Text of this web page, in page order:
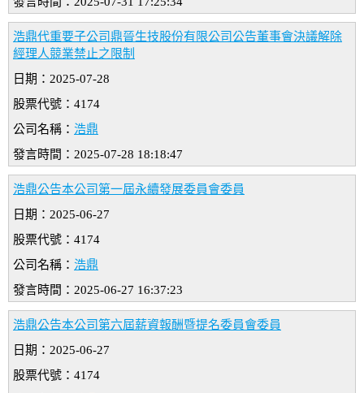
浩鼎代重要子公司鼎晉生技股份有限公司公告董事會決議解除
經理人競業禁止之限制
日期：2025-07-28
股票代號：4174
公司名稱： 浩鼎
發言時間：2025-07-28 18:18:47
浩鼎公告本公司第一屆永續發展委員會委員
日期：2025-06-27
股票代號：4174
公司名稱： 浩鼎
發言時間：2025-06-27 16:37:23
浩鼎公告本公司第六屆薪資報酬暨提名委員會委員
日期：2025-06-27
股票代號：4174